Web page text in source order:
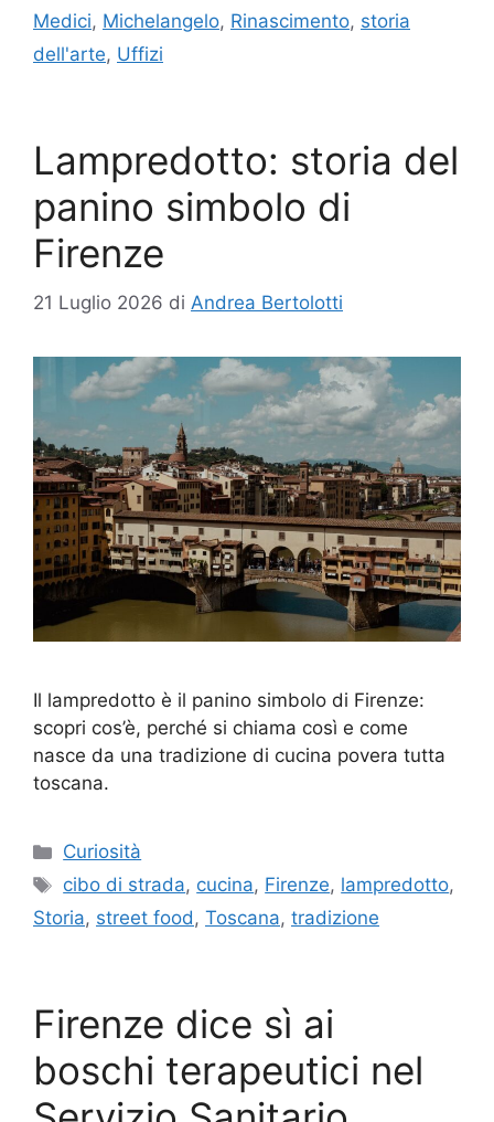
Medici, Michelangelo, Rinascimento, storia
dell'arte, Uffizi
Lampredotto: storia del
panino simbolo di
Firenze
21 Luglio 2026 di Andrea Bertolotti
Il lampredotto è il panino simbolo di Firenze:
scopri cos’è, perché si chiama così e come
nasce da una tradizione di cucina povera tutta
toscana.
Categorie
Curiosità
Tag
cibo di strada, cucina, Firenze, lampredotto,
Storia, street food, Toscana, tradizione
Firenze dice sì ai
boschi terapeutici nel